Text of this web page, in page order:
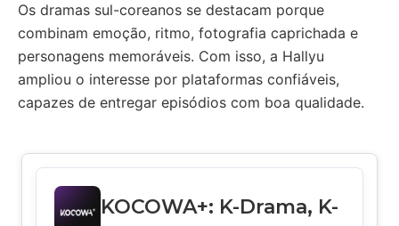
Os dramas sul-coreanos se destacam porque
combinam emoção, ritmo, fotografia caprichada e
personagens memoráveis. Com isso, a Hallyu
ampliou o interesse por plataformas confiáveis,
capazes de entregar episódios com boa qualidade.
KOCOWA+: K-Drama, K-